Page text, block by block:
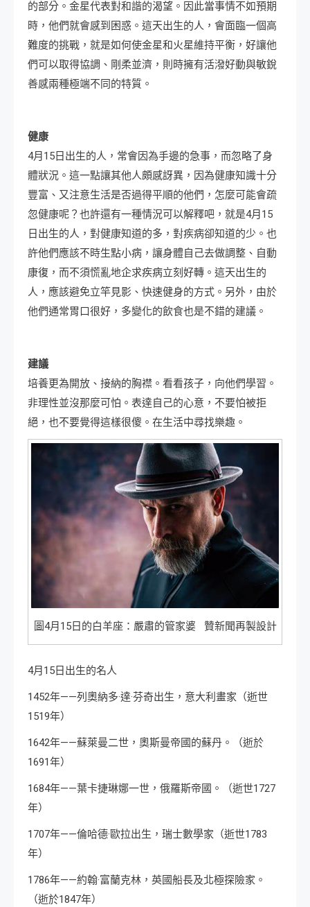
的部分。金星代表對和諧的渴望。因此當事情不如預期
時，他們就會感到困惑。這天出生的人，會面臨一個高
難度的挑戰，就是如何使金星和火星維持平衡，好讓他
們可以取得協調、剛柔並濟，則時擁有活潑好動與敏銳
善感兩種極端不同的特質。
健康
4月15日出生的人，常會因為手邊的急事，而忽略了身
體狀況。這一點讓其他人頗感訝異，因為健康知識十分
豐富、又注意生活是否過得平順的他們，怎麼可能會疏
忽健康呢？也許還有一種情況可以解釋吧，就是4月15
日出生的人，對健康知道的多，對疾病卻知道的少。也
許他們應該不時生點小病，讓身體自己去做調整、自動
康復，而不須慌亂地企求疾病立刻好轉。這天出生的
人，應該避免立竿見影、快速健身的方式。另外，由於
他們通常胃口很好，多變化的飲食也是不錯的建議。
建議
培養更為開放、接納的胸襟。看看孩子，向他們學習。
非理性並沒那麼可怕。表達自己的心意，不要怕被拒
絕，也不要覺得這樣很傻。在生活中尋找樂趣。
圖4月15日的白羊座：嚴肅的管家婆 贊新聞再製設計
4月15日出生的名人
1452年——列奧納多·達·芬奇出生，意大利畫家（逝世
1519年）
1642年——蘇萊曼二世，奧斯曼帝國的蘇丹。（逝於
1691年）
1684年——葉卡捷琳娜一世，俄羅斯帝國。（逝世1727
年）
1707年——倫哈德·歐拉出生，瑞士數學家（逝世1783
年）
1786年——約翰·富蘭克林，英國船長及北極探險家。
（逝於1847年）